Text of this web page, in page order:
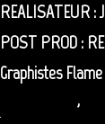
REALISATEUR :
POST PROD :
Graphistes
Olivier Zibret,